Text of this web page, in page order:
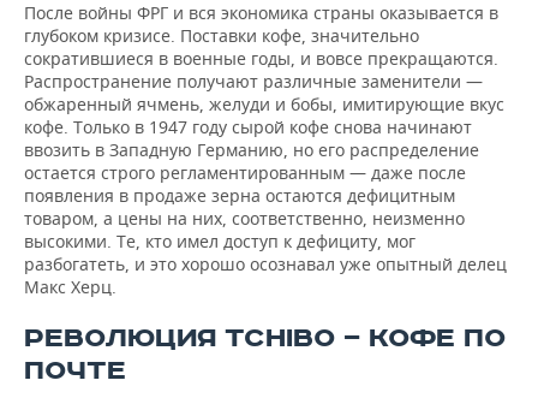
После войны ФРГ и вся экономика страны оказывается в
глубоком кризисе. Поставки кофе, значительно
сократившиеся в военные годы, и вовсе прекращаются.
Распространение получают различные заменители —
обжаренный ячмень, желуди и бобы, имитирующие вкус
кофе. Только в 1947 году сырой кофе снова начинают
ввозить в Западную Германию, но его распределение
остается строго регламентированным — даже после
появления в продаже зерна остаются дефицитным
товаром, а цены на них, соответственно, неизменно
высокими. Те, кто имел доступ к дефициту, мог
разбогатеть, и это хорошо осознавал уже опытный делец
Макс Херц.
РЕВОЛЮЦИЯ TCHIBO — КОФЕ ПО
ПОЧТЕ